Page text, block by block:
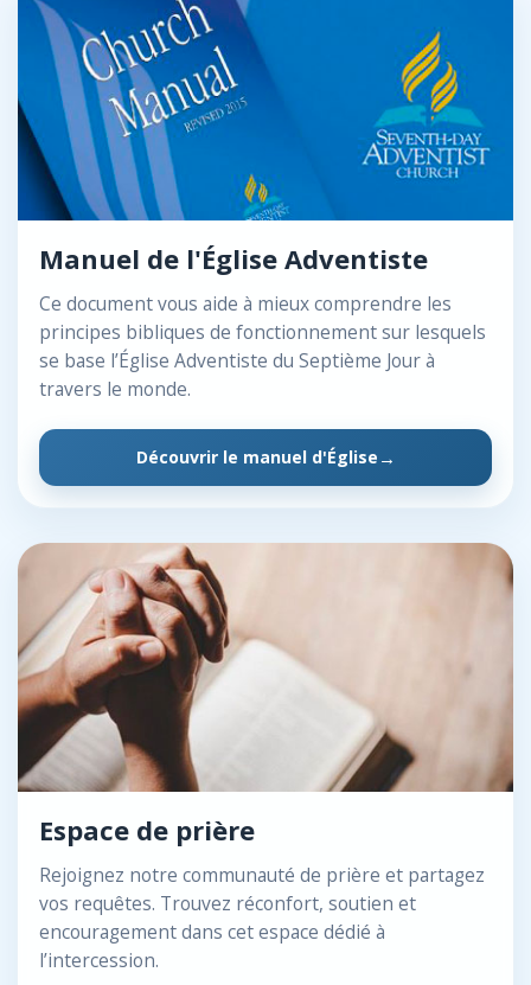
Manuel de l'Église Adventiste
Ce document vous aide à mieux comprendre les
principes bibliques de fonctionnement sur lesquels
se base l’Église Adventiste du Septième Jour à
travers le monde.
Découvrir le manuel d'Église
Espace de prière
Rejoignez notre communauté de prière et partagez
vos requêtes. Trouvez réconfort, soutien et
encouragement dans cet espace dédié à
l’intercession.